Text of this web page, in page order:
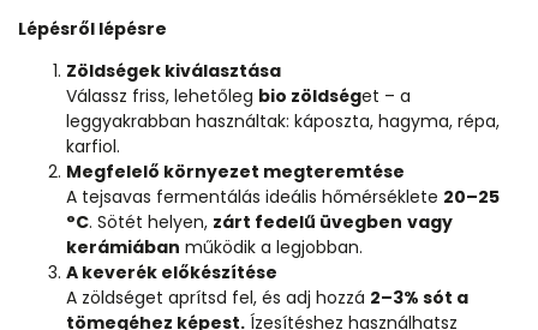
Lépésről lépésre
Zöldségek kiválasztása
Válassz friss, lehetőleg bio zöldséget – a
leggyakrabban használtak: káposzta, hagyma, répa,
karfiol.
Megfelelő környezet megteremtése
A tejsavas fermentálás ideális hőmérséklete 20–25
°C. Sötét helyen, zárt fedelű üvegben vagy
kerámiában működik a legjobban.
A keverék előkészítése
A zöldséget aprítsd fel, és adj hozzá 2–3% sót a
tömegéhez képest. Ízesítéshez használhatsz